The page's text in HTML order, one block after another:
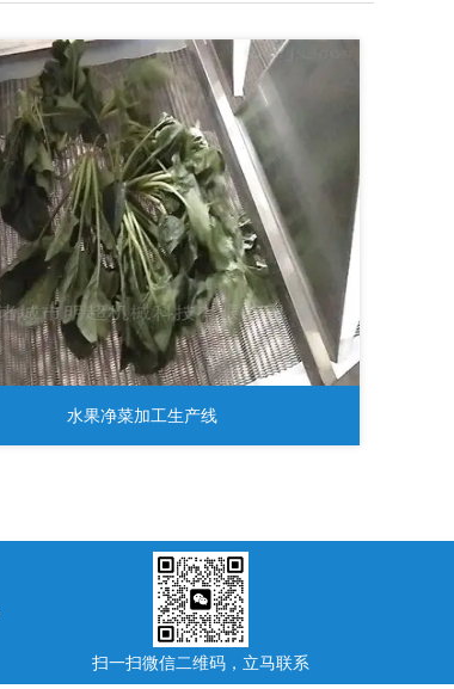
水果净菜加工生产线
扫一扫微信二维码，立马联系